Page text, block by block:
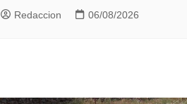
Redaccion 06/08/2026